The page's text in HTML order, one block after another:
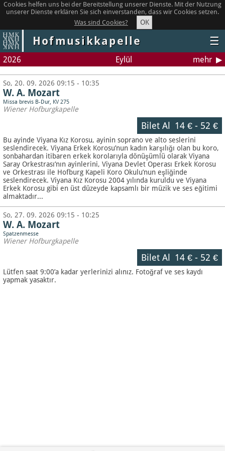
Cookies helfen uns bei der Bereitstellung unserer Dienste. Mit der Nutzung
unserer Dienste erklären Sie sich einverstanden, dass wir Cookies setzen.
Was sind Cookies?
OK
Hofmusikkapelle ☰
2026 Eylül mehr
So, 20. 09. 2026 09:15 - 10:35
W. A. Mozart
Missa brevis B-Dur, KV 275
Wiener Hofburgkapelle
Bilet Al 14 €- 52 €
Bu ayinde Viyana Kız Korosu, ayinin soprano ve alto seslerini
seslendirecek. Viyana Erkek Korosu’nun kadın karşılığı olan bu koro,
sonbahardan itibaren erkek korolarıyla dönüşümlü olarak Viyana
Saray Orkestrası’nın ayinlerini, Viyana Devlet Operası Erkek Korosu
ve Orkestrası ile Hofburg Kapeli Koro Okulu’nun eşliğinde
seslendirecek. Viyana Kız Korosu 2004 yılında kuruldu ve Viyana
Erkek Korosu gibi en üst düzeyde kapsamlı bir müzik ve ses eğitimi
almaktadır...
So, 27. 09. 2026 09:15 - 10:25
W. A. Mozart
Spatzenmesse
Wiener Hofburgkapelle
Bilet Al 14 €- 52 €
Lütfen saat 9:00’a kadar yerlerinizi alınız. Fotoğraf ve ses kaydı
yapmak yasaktır.